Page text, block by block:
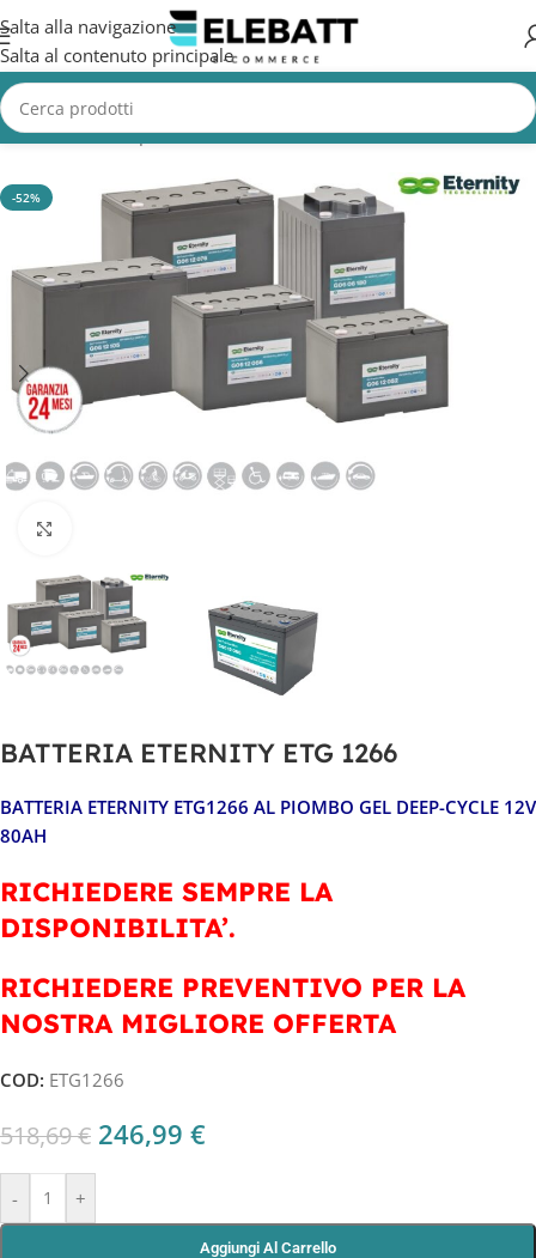
Salta alla navigazione
Salta al contenuto principale
Home/Batterie per Nautica/Batterie Servizi Nautica
-52%
BATTERIA ETERNITY ETG 1266
BATTERIA ETERNITY ETG1266 AL PIOMBO GEL DEEP-CYCLE 12V
80AH
RICHIEDERE SEMPRE LA
DISPONIBILITA’.
RICHIEDERE PREVENTIVO PER LA
NOSTRA MIGLIORE OFFERTA
COD: ETG1266
518,69€ 246,99 €
- +
Aggiungi Al Carrello